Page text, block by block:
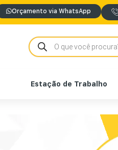
Orçamento via WhatsApp
Estação de Trabalho